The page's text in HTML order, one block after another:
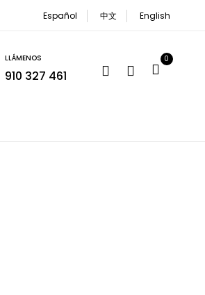
Español 中文 English
LLÁMENOS
910 327 461
0